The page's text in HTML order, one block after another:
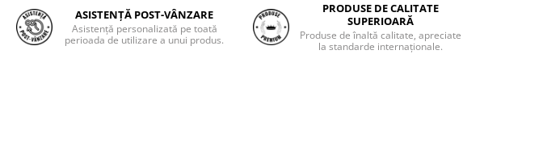
ASISTENȚĂ POST-VÂNZARE
Asistență personalizată pe toată
perioada de utilizare a unui produs.
PRODUSE DE CALITATE
SUPERIOARĂ
Produse de înaltă calitate, apreciate
la standarde internaționale.